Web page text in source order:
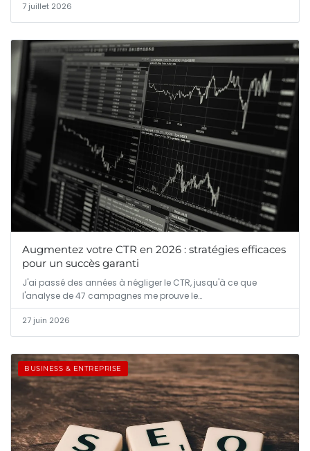
7 juillet 2026
Augmentez votre CTR en 2026 : stratégies efficaces
pour un succès garanti
J'ai passé des années à négliger le CTR, jusqu'à ce que
l'analyse de 47 campagnes me prouve le…
27 juin 2026
BUSINESS & ENTREPRISE